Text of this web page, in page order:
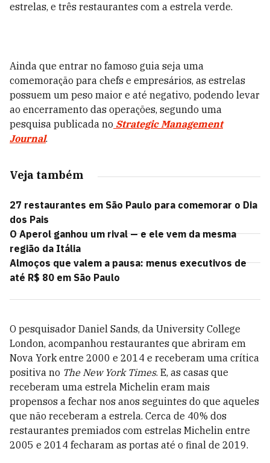
estrelas, e três restaurantes com a estrela verde.
Ainda que entrar no famoso guia seja uma
comemoração para chefs e empresários, as estrelas
possuem um peso maior e até negativo, podendo levar
ao encerramento das operações, segundo uma
pesquisa publicada no Strategic Management
Journal.
Veja também
27 restaurantes em São Paulo para comemorar o Dia
dos Pais
O Aperol ganhou um rival — e ele vem da mesma
região da Itália
Almoços que valem a pausa: menus executivos de
até R$ 80 em São Paulo
O pesquisador Daniel Sands, da University College
London, acompanhou restaurantes que abriram em
Nova York entre 2000 e 2014 e receberam uma crítica
positiva no The New York Times. E, as casas que
receberam uma estrela Michelin eram mais
propensos a fechar nos anos seguintes do que aqueles
que não receberam a estrela. Cerca de 40% dos
restaurantes premiados com estrelas Michelin entre
2005 e 2014 fecharam as portas até o final de 2019.